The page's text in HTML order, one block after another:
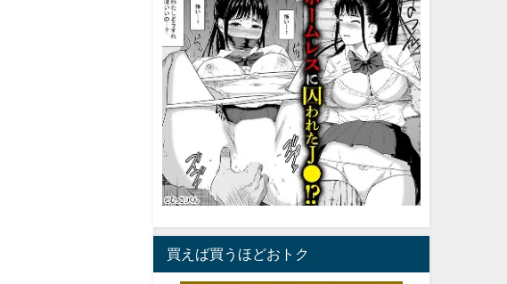
買えば買うほどおトク